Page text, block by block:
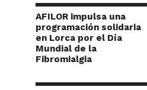
AFILOR impulsa una
programación solidaria
en Lorca por el Día
Mundial de la
Fibromialgia